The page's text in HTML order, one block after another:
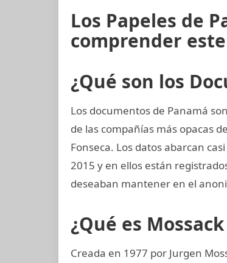
Los Papeles de
comprender
¿Qué son los
Los documentos de Panamá
de las compañías más opacas
Fonseca. Los datos abarcan
2015 y en ellos están
deseaban mantener en el
¿Qué es
Creada en 1977 por Jurgen